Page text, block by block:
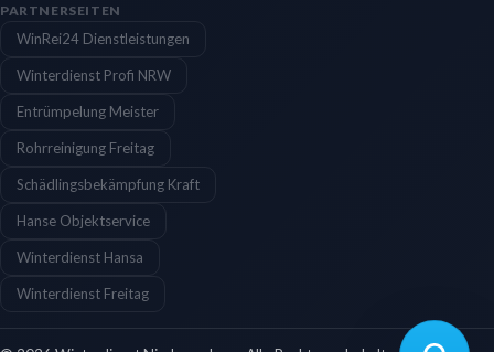
PARTNERSEITEN
WinRei24 Dienstleistungen
Winterdienst Profi NRW
Entrümpelung Meister
Rohrreinigung Freitag
Schädlingsbekämpfung Kraft
Hanse Objektservice
Winterdienst Hansa
Winterdienst Freitag